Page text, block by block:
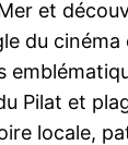
et
du
Pilat et
locale,